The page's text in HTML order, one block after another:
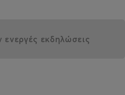
εκδηλώσεις